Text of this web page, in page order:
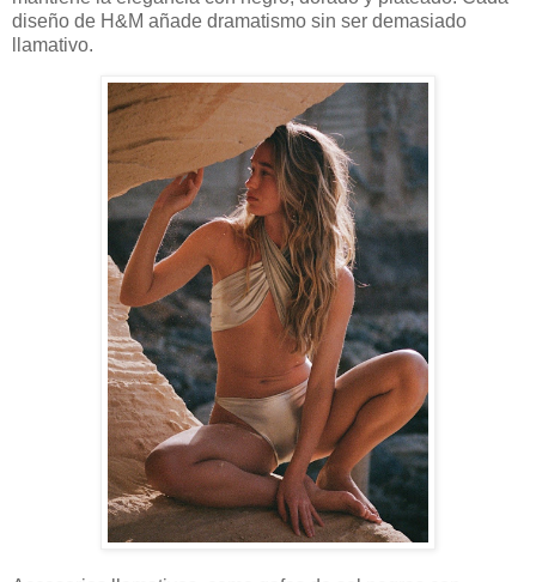
diseño de H&M añade dramatismo sin ser demasiado
llamativo.